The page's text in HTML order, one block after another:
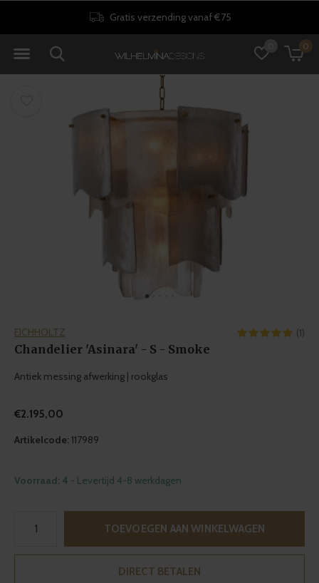
0
Gratis verzending vanaf €75
EICHHOLTZ (1)
Chandelier 'Asinara' - S - Smoke
Antiek messing afwerking | rookglas
€2.195,00
Artikelcode:117989
Voorraad: 4 - Levertijd 4-8 werkdagen
TOEVOEGEN AAN WINKELWAGEN
DIRECT BETALEN